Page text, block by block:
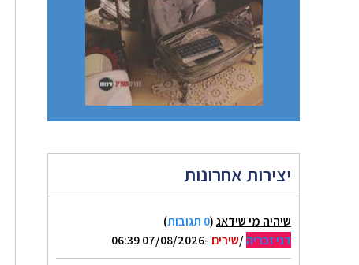
יצירות אחרונות
שיהיה מי שידאג(0 תגובות
)
דני זכריה/שירים -07/08/2026 06:39